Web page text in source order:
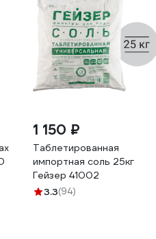
1 150 ₽
Таблетированная
импортная соль 25кг
Гейзер 41002
3.3(94)